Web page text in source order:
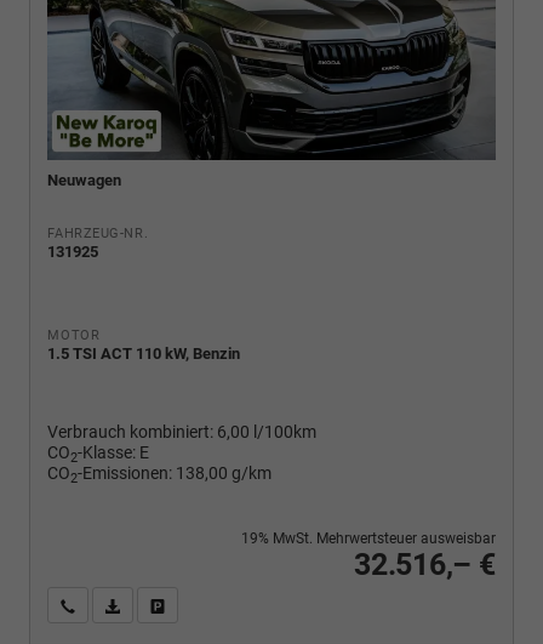
Neuwagen
FAHRZEUG-NR.
131925
MOTOR
1.5 TSI ACT 110 kW, Benzin
Verbrauch kombiniert: 6,00 l/100km
CO2-Klasse: E
CO2-Emissionen: 138,00 g/km
32.516,– €
19% MwSt. Mehrwertsteuer ausweisbar
Wir rufen Sie anPDF-Fahrzeugexposé drucken